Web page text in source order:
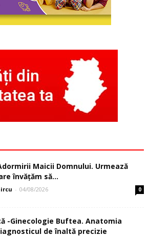
Maicii Domnului. Urmează
învăţăm să...
- 04/08/2026 0
-Ginecologie Buftea. Anatomia
de înaltă precizie